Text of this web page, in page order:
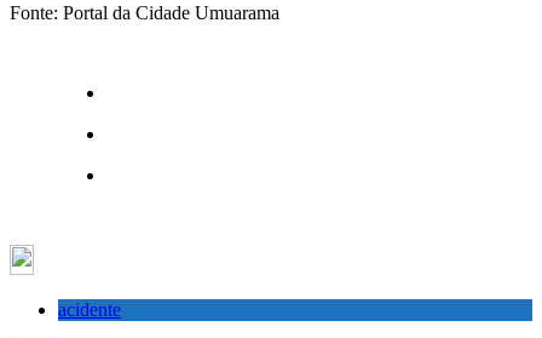
Fonte: Portal da Cidade Umuarama
acidente